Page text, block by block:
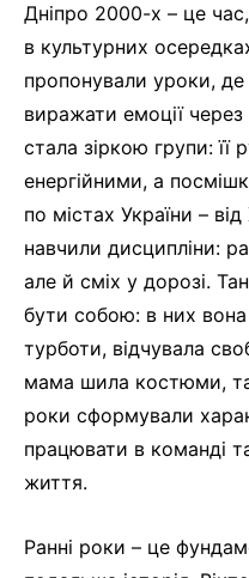
Дніпро 2000-х – це
в культурних
пропонували уроки, де
виражати емоції
стала зіркою групи: її
енергійними, а
по містах України –
навчили дисципліни:
але й сміх у дорозі.
бути собою: в них вона
турботи, відчувала
мама шила костюми,
роки сформували
працювати в команді
життя.
Ранні роки – це